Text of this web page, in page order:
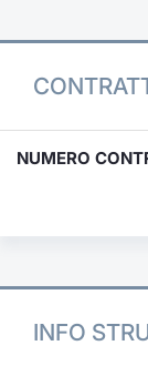
NUMERO
INFO